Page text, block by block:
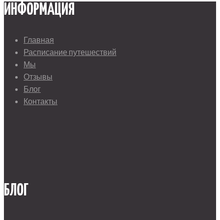
ИНФОРМАЦИЯ
Главная
Расписание путешествий
Мы
Отзывы
Блог
Контакты
БЛОГ